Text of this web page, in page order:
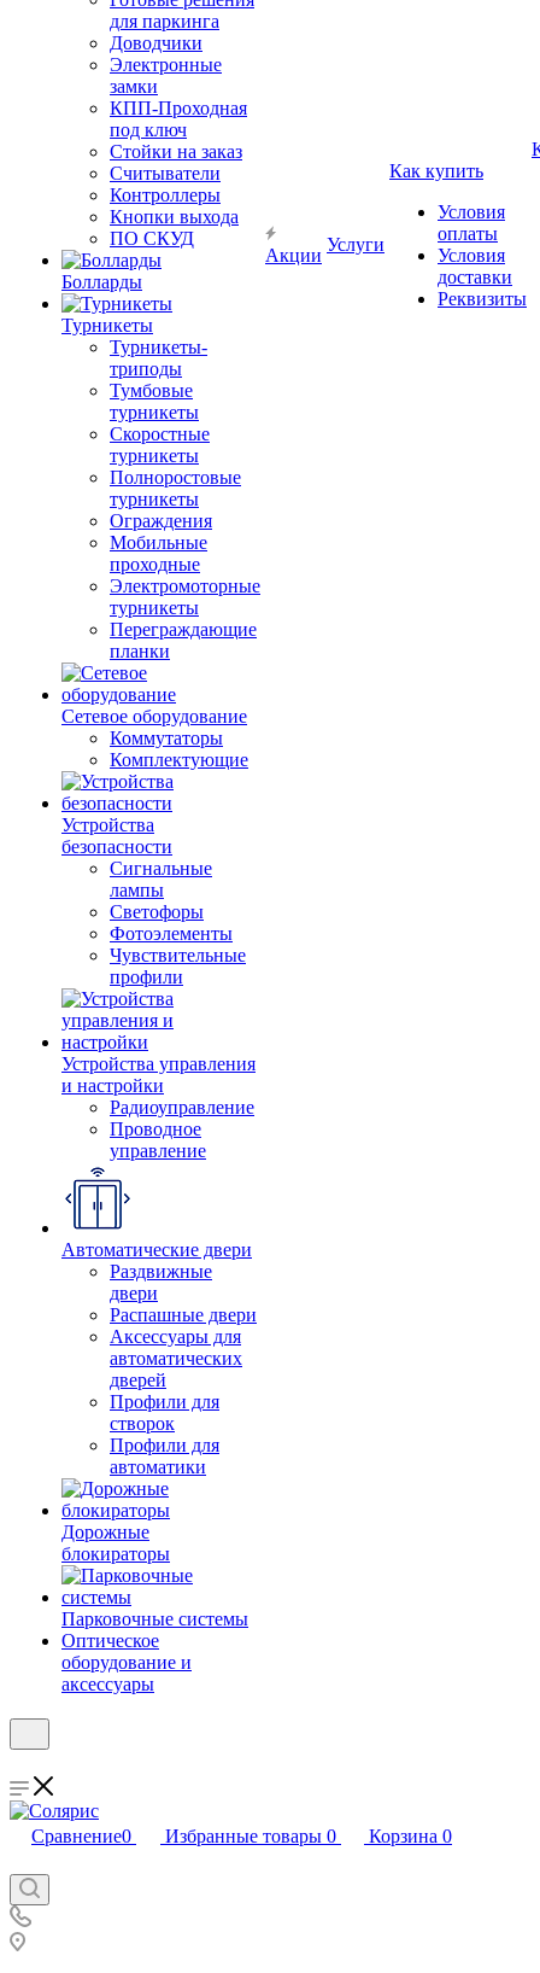
для паркинга
Доводчики
Электронные
замки
КПП-Проходная
под ключ
Стойки на заказ
Считыватели
Контроллеры
Кнопки выхода
ПО СКУД
Болларды
Турникеты
Турникеты-
триподы
Тумбовые
турникеты
Скоростные
турникеты
Полноростовые
турникеты
Ограждения
Мобильные
проходные
Электромоторные
турникеты
Переграждающие
планки
Сетевое оборудование
Коммутаторы
Комплектующие
Устройства
безопасности
Сигнальные
лампы
Светофоры
Фотоэлементы
Чувствительные
профили
Устройства управления
и настройки
Радиоуправление
Проводное
управление
Автоматические двери
Раздвижные
двери
Распашные двери
Аксессуары для
автоматических
дверей
Профили для
створок
Профили для
автоматики
Дорожные
блокираторы
Парковочные системы
Оптическое
оборудование и
аксессуары
Акции
Услуги
Как купить
Условия
оплаты
Условия
доставки
Реквизиты
Сравнение0 Избранные товары 0 Корзина 0